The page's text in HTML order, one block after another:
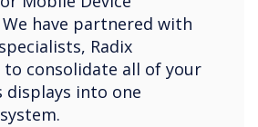
have partnered with
Radix
to consolidate all of your
displays into one